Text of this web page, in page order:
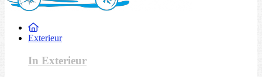
Exterieur
In Exterieur